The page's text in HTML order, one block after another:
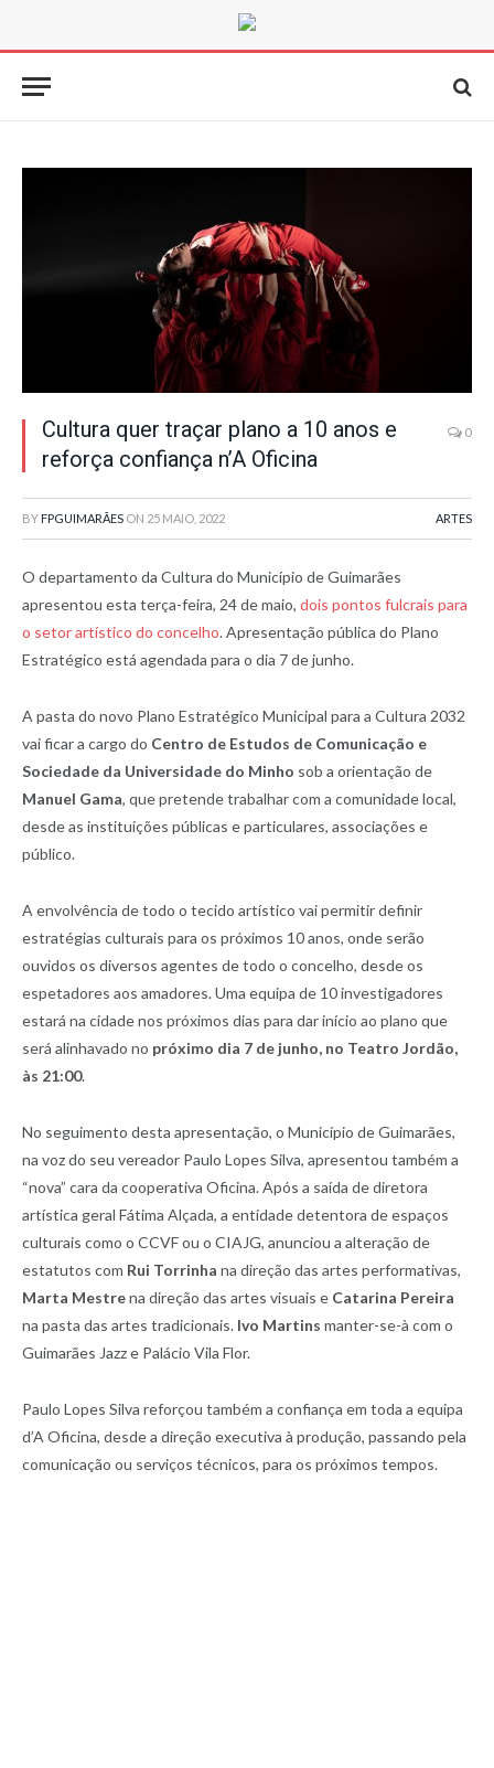
Cultura quer traçar plano a 10 anos e
reforça confiança n’A Oficina
0
BY FPGUIMARÃES ON 25 MAIO, 2022 ARTES
O departamento da Cultura do Município de Guimarães
apresentou esta terça-feira, 24 de maio, dois pontos fulcrais para
o setor artístico do concelho. Apresentação pública do Plano
Estratégico está agendada para o dia 7 de junho.
A pasta do novo Plano Estratégico Municipal para a Cultura 2032
vai ficar a cargo do Centro de Estudos de Comunicação e
Sociedade da Universidade do Minho sob a orientação de
Manuel Gama, que pretende trabalhar com a comunidade local,
desde as instituições públicas e particulares, associações e
público.
A envolvência de todo o tecido artístico vai permitir definir
estratégias culturais para os próximos 10 anos, onde serão
ouvidos os diversos agentes de todo o concelho, desde os
espetadores aos amadores. Uma equipa de 10 investigadores
estará na cidade nos próximos dias para dar início ao plano que
será alinhavado no próximo dia 7 de junho, no Teatro Jordão,
às 21:00.
No seguimento desta apresentação, o Município de Guimarães,
na voz do seu vereador Paulo Lopes Silva, apresentou também a
“nova” cara da cooperativa Oficina. Após a saída de diretora
artística geral Fátima Alçada, a entidade detentora de espaços
culturais como o CCVF ou o CIAJG, anunciou a alteração de
estatutos com Rui Torrinha na direção das artes performativas,
Marta Mestrena direção das artes visuais e Catarina Pereira
na pasta das artes tradicionais. Ivo Martins manter-se-à com o
Guimarães Jazz e Palácio Vila Flor.
Paulo Lopes Silva reforçou também a confiança em toda a equipa
d’A Oficina, desde a direção executiva à produção, passando pela
comunicação ou serviços técnicos, para os próximos tempos.